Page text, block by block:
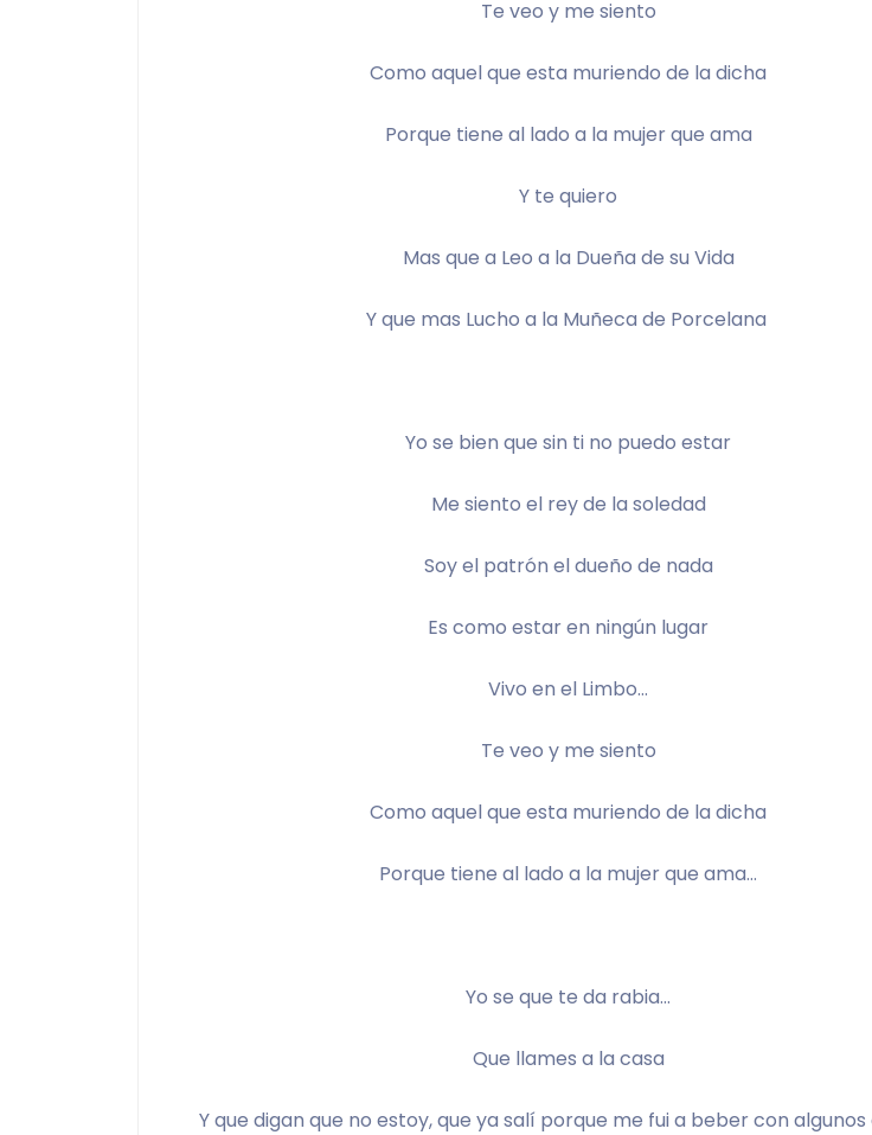
Te veo y me siento
Como aquel que esta muriendo de la dicha
Porque tiene al lado a la mujer que ama
Y te quiero
Mas que a Leo a la Dueña de su Vida
Y que mas Lucho a la Muñeca de Porcelana
Yo se bien que sin ti no puedo estar
Me siento el rey de la soledad
Soy el patrón el dueño de nada
Es como estar en ningún lugar
Vivo en el Limbo…
Te veo y me siento
Como aquel que esta muriendo de la dicha
Porque tiene al lado a la mujer que ama…
Yo se que te da rabia…
Que llames a la casa
Y que digan que no estoy, que ya salí porque me fui a beber con algunos